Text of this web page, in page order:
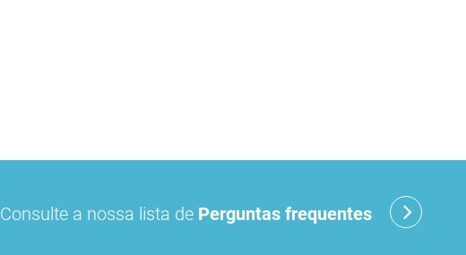
Consulte a nossa lista de Perguntas frequentes